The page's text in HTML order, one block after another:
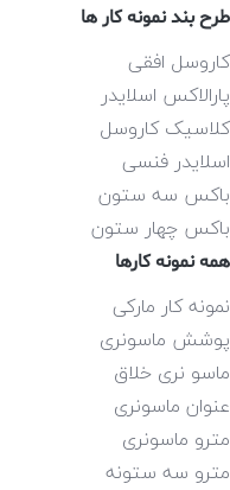
طرح بند نمونه کار ها
کاروسل افقی
پارالاکس اسلایدر
کلاسیک کاروسل
اسلایدر فنسی
باکس سه ستون
باکس چهار ستون
همه نمونه کارها
نمونه کار مارکی
پوشش ماسونری
ماسو نری خلاق
عنوان ماسونری
مترو ماسونری
مترو سه ستونه